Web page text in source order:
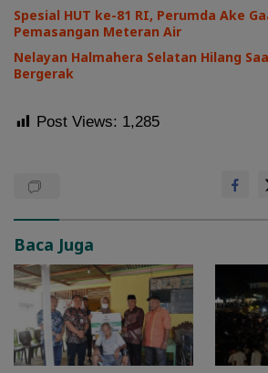
Spesial HUT ke-81 RI, Perumda Ake
Pemasangan Meteran Air
Nelayan Halmahera Selatan Hilang
Bergerak
Post Views: 1,285
Baca Juga